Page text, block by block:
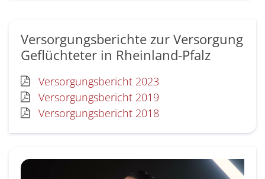
Versorgungsberichte zur Versorgung
Geflüchteter in Rheinland-Pfalz
Versorgungsbericht 2023
Versorgungsbericht 2019
Versorgungsbericht 2018